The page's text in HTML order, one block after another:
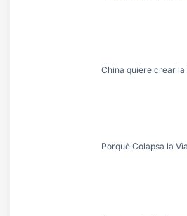
China quiere crear la
Porquè Colapsa la